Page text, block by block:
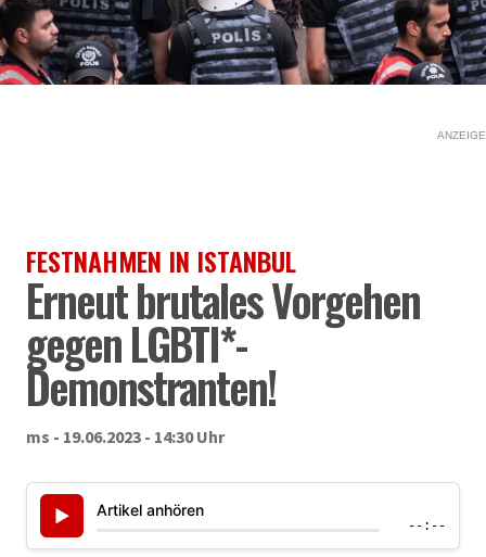
ANZEIGE
FESTNAHMEN IN ISTANBUL
Erneut brutales Vorgehen
gegen LGBTI*-
Demonstranten!
ms - 19.06.2023 - 14:30 Uhr
▶ Artikel anhören
--:--